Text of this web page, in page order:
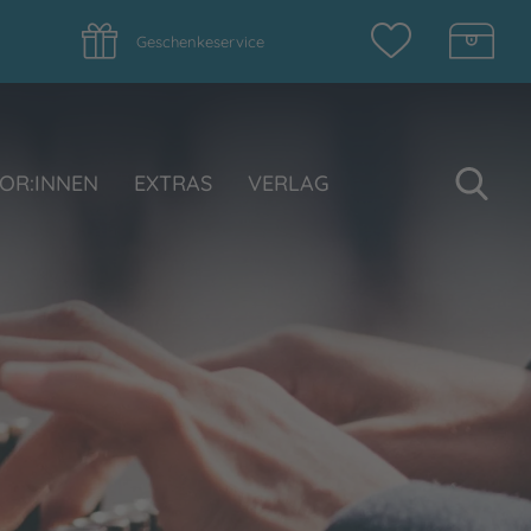
Geschenkeservice
EXTRAS VERLAG